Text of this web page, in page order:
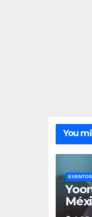
You
EVENTOS